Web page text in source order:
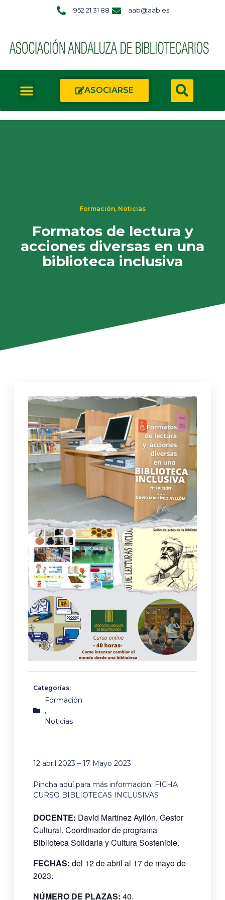
952 21 31 88 aab@aab.es
ASOCIARSE
Formación, Noticias
Formatos de lectura y
acciones diversas en una
biblioteca inclusiva
Categorías:
Formación
,
Noticias
12 abril 2023 – 17 Mayo 2023
Pincha aquí para más información: FICHA
CURSO BIBLIOTECAS INCLUSIVAS
DOCENTE: David Martínez Ayllón. Gestor
Cultural. Coordinador de programa
Biblioteca Solidaria y Cultura Sostenible.
FECHAS: del 12 de abril al 17 de mayo de
2023.
NÚMERO DE PLAZAS: 40.